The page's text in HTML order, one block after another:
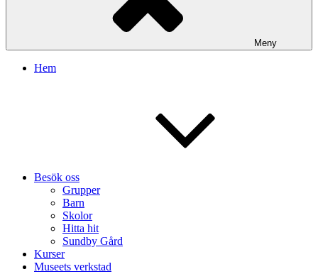
Meny
Hem
Besök oss
Grupper
Barn
Skolor
Hitta hit
Sundby Gård
Kurser
Museets verkstad